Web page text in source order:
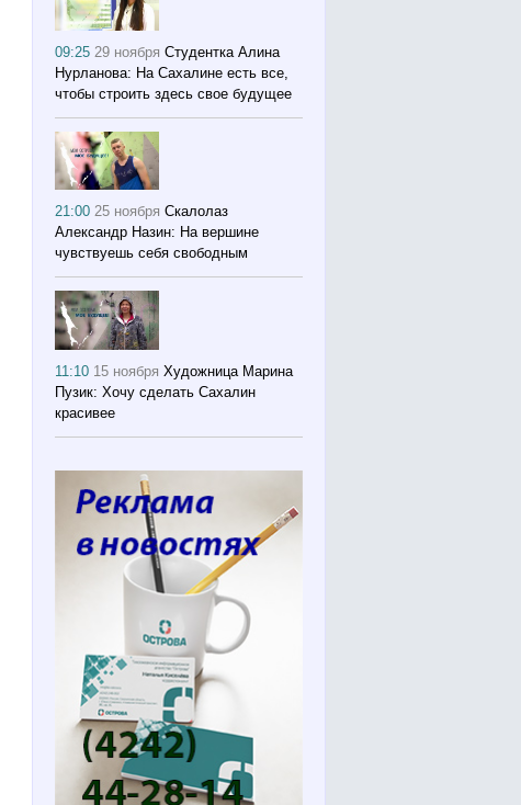
09:2529 ноября Студентка Алина
Нурланова: На Сахалине есть все,
чтобы строить здесь свое будущее
21:0025 ноября Скалолаз
Александр Назин: На вершине
чувствуешь себя свободным
11:10 15 ноября Художница Марина
Пузик: Хочу сделать Сахалин
красивее